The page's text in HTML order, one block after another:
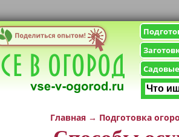
Главная → Подготовка